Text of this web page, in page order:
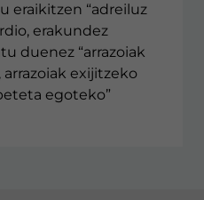
eraikitzen “adreiluz
erakundez
duenez “arrazoiak
exijitzeko
egoteko”